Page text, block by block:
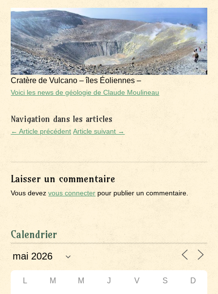
Cratère de Vulcano – îles Éoliennes –
Voici les news de géologie de Claude Moulineau
Navigation dans les articles
← Article précédent Article suivant →
Laisser un commentaire
Vous devezvous connecter pour publier un commentaire.
Calendrier
L M M J V S D